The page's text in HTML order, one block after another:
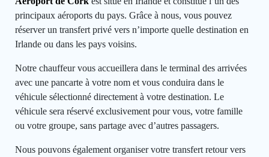
principaux aéroports du pays. Grâce à nous, vous pouvez
réserver un transfert privé vers n’importe quelle destination en
Irlande ou dans les pays voisins.
Notre chauffeur vous accueillera dans le terminal des arrivées
avec une pancarte à votre nom et vous conduira dans le
véhicule sélectionné directement à votre destination. Le
véhicule sera réservé exclusivement pour vous, votre famille
ou votre groupe, sans partage avec d’autres passagers.
Nous pouvons également organiser votre transfert retour vers